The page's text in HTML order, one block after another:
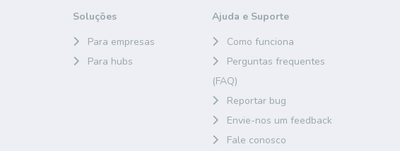
Soluções
Para empresas
Para hubs
Ajuda e Suporte
Como funciona
Perguntas frequentes
(FAQ)
Reportar bug
Envie-nos um feedback
Fale conosco